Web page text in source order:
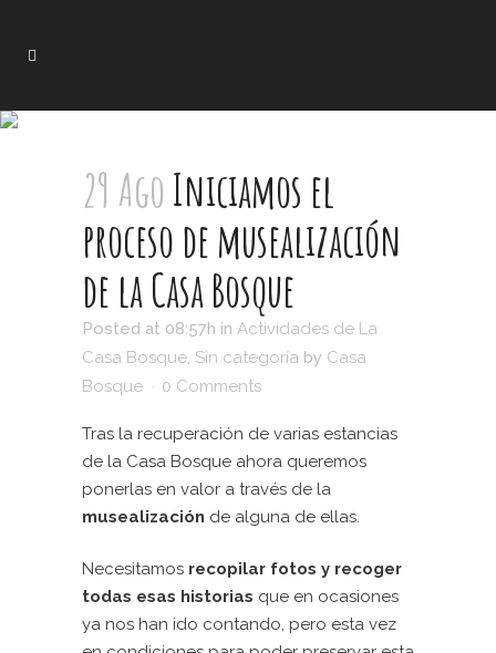
29 AgoIniciamos el
proceso de musealización
de la Casa Bosque
Posted at 08:57h in Actividades de La
Casa Bosque, Sin categoría by Casa
Bosque
0 Comments
Tras la recuperación de varias estancias
de la Casa Bosque ahora queremos
ponerlas en valor a través de la
musealización de alguna de ellas.
Necesitamos recopilar fotos y recoger
todas esas historias que en ocasiones
ya nos han ido contando, pero esta vez